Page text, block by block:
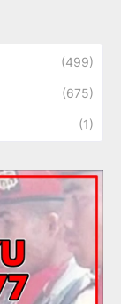
(499)
(675)
(1)